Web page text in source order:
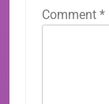
Comment *